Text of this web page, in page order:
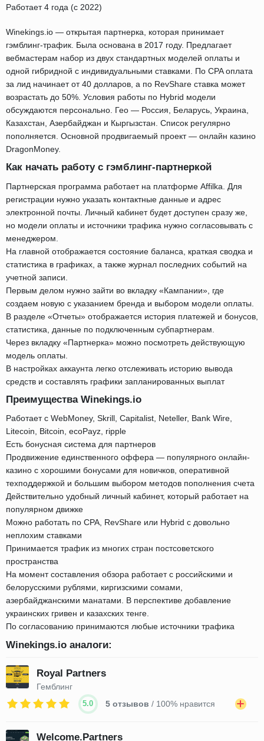
Работает 4 года (с 2022)
Winekings.io — открытая партнерка, которая принимает
гэмблинг-трафик. Была основана в 2017 году. Предлагает
вебмастерам набор из двух стандартных моделей оплаты и
одной гибридной с индивидуальными ставками. По CPA оплата
за лид начинает от 40 долларов, а по RevShare ставка может
возрастать до 50%. Условия работы по Hybrid модели
обсуждаются персонально. Гео — Россия, Беларусь, Украина,
Казахстан, Азербайджан и Кыргызстан. Список регулярно
пополняется. Основной продвигаемый проект — онлайн казино
DragonMoney.
Как начать работу с гэмблинг-партнеркой
Партнерская программа работает на платформе Affilka. Для
регистрации нужно указать контактные данные и адрес
электронной почты. Личный кабинет будет доступен сразу же,
но модели оплаты и источники трафика нужно согласовывать с
менеджером.
На главной отображается состояние баланса, краткая сводка и
статистика в графиках, а также журнал последних событий на
учетной записи.
Первым делом нужно зайти во вкладку «Кампании», где
создаем новую с указанием бренда и выбором модели оплаты.
В разделе «Отчеты» отображается история платежей и бонусов,
статистика, данные по подключенным субпартнерам.
Через вкладку «Партнерка» можно посмотреть действующую
модель оплаты.
В настройках аккаунта легко отслеживать историю вывода
средств и составлять графики запланированных выплат
Преимущества Winekings.io
Работает с WebMoney, Skrill, Capitalist, Neteller, Bank Wire,
Litecoin, Bitcoin, ecoPayz, ripple
Есть бонусная система для партнеров
Продвижение единственного оффера — популярного онлайн-
казино с хорошими бонусами для новичков, оперативной
техподдержкой и большим выбором методов пополнения счета
Действительно удобный личный кабинет, который работает на
популярном движке
Можно работать по CPA, RevShare или Hybrid с довольно
неплохим ставками
Принимается трафик из многих стран постсоветского
пространства
На момент составления обзора работает с российскими и
белорусскими рублями, киргизскими сомами,
азербайджанскими манатами. В перспективе добавление
украинских гривен и казахских тенге.
По согласованию принимаются любые источники трафика
Winekings.io аналоги:
Royal Partners
Гемблинг
5.0 5 отзывов / 100% нравится
Welcome.Partners